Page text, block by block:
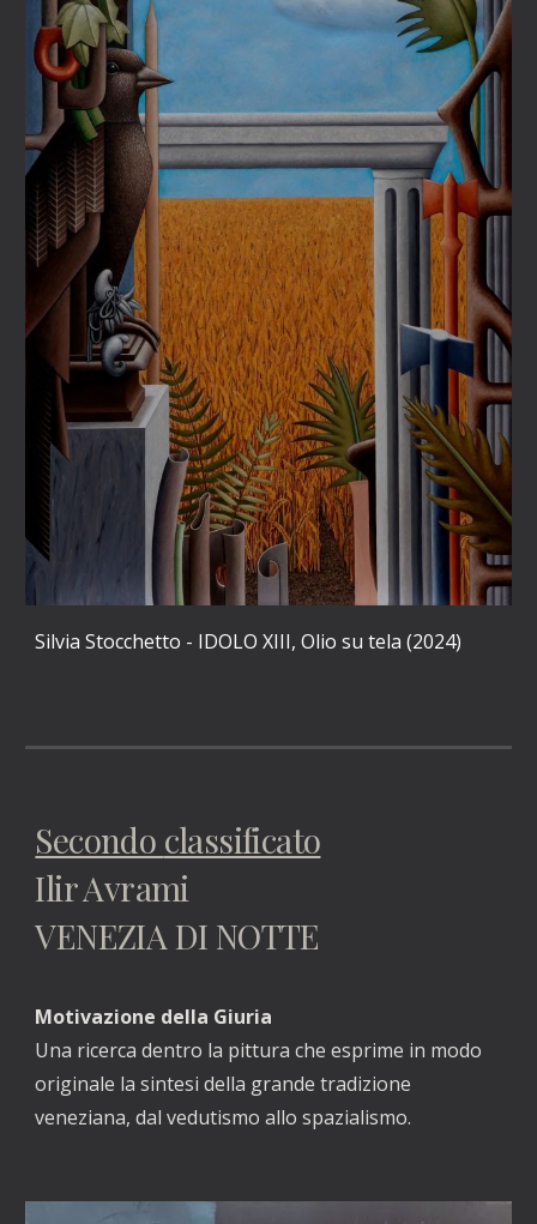
Silvia Stocchetto - IDOLO XIII, Olio su tela (2024)
Secondo classificato
Ilir Avrami
VENEZIA DI NOTTE
Motivazione della Giuria
Una ricerca dentro la pittura che esprime in modo
originale la sintesi della grande tradizione
veneziana, dal vedutismo allo spazialismo.